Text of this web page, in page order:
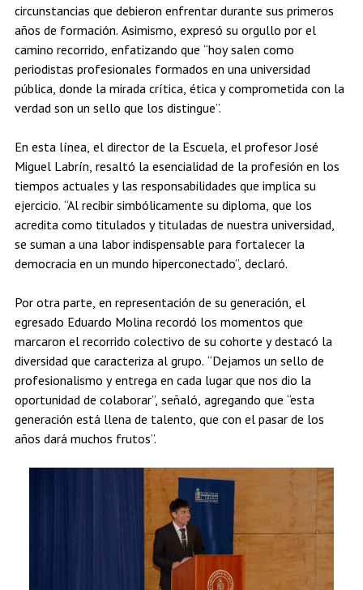
circunstancias que debieron enfrentar durante sus primeros
años de formación. Asimismo, expresó su orgullo por el
camino recorrido, enfatizando que “hoy salen como
periodistas profesionales formados en una universidad
pública, donde la mirada crítica, ética y comprometida con la
verdad son un sello que los distingue”.
En esta línea, el director de la Escuela, el profesor José
Miguel Labrín, resaltó la esencialidad de la profesión en los
tiempos actuales y las responsabilidades que implica su
ejercicio. “Al recibir simbólicamente su diploma, que los
acredita como titulados y tituladas de nuestra universidad,
se suman a una labor indispensable para fortalecer la
democracia en un mundo hiperconectado”, declaró.
Por otra parte, en representación de su generación, el
egresado Eduardo Molina recordó los momentos que
marcaron el recorrido colectivo de su cohorte y destacó la
diversidad que caracteriza al grupo. “Dejamos un sello de
profesionalismo y entrega en cada lugar que nos dio la
oportunidad de colaborar”, señaló, agregando que “esta
generación está llena de talento, que con el pasar de los
años dará muchos frutos”.